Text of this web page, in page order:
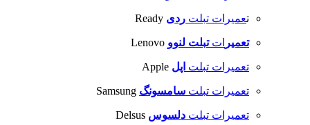
تعمیرات تبلت ردی
تعمیر اتتبلت لنوو
تعمیرات تبلت اپل
تعمیرات تبلت سامسونگ
تعمیرات تبلت دلسوس